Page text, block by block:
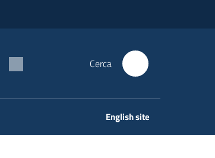
Cerca
English site